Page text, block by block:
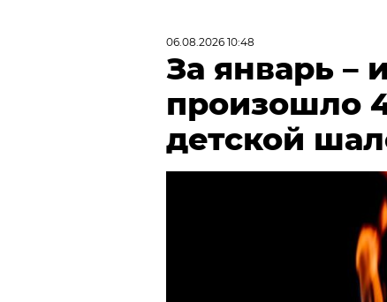
06.08.2026 10:48
За январь –
произошло
детской